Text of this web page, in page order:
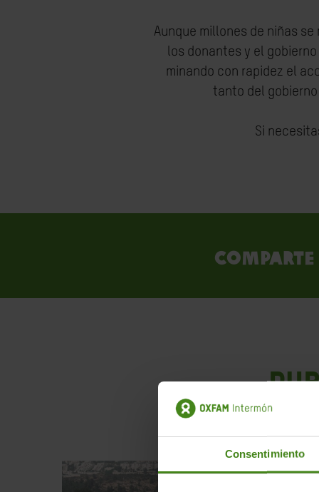
Consentimiento
Aunque millones de niñas
los donantes y el
minando con rapidez el
tanto del
Si